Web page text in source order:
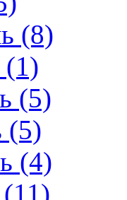
(8)
(1)
(5)
(5)
(4)
(11)